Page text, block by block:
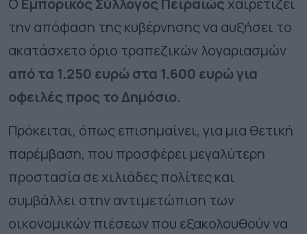
Ο Εμπορικός Σύλλογος Πειραιώςχαιρετίζει
την απόφαση της κυβέρνησης να αυξήσει το
ακατάσχετο όριο τραπεζικών λογαριασμών
από τα 1.250 ευρώ στα 1.600 ευρώ για
οφειλές προς το Δημόσιο.
Πρόκειται, όπως επισημαίνει, για μια θετική
παρέμβαση, που προσφέρει μεγαλύτερη
προστασία σε χιλιάδες πολίτες και
συμβάλλει στην αντιμετώπιση των
οικονομικών πιέσεων που εξακολουθούν να